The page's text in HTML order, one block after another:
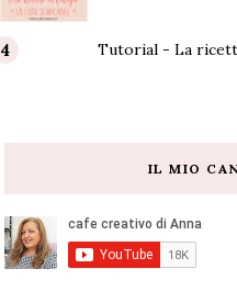
Tutorial - La
IL MIO